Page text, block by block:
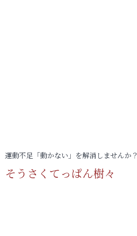
運動不足「動かない」を解消しませんか？
そうさくてっぱん樹々